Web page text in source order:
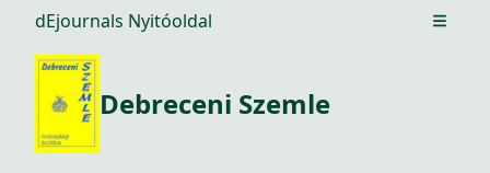
dEjournals Nyitóoldal Open
Debreceni Szemle